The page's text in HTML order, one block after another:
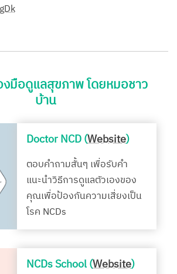
งมือดูแลสุขภาพ โดยหมอชาว
บ้าน
Doctor NCD (Website)
ตอบคำถามสั้นๆ เพื่อรับคำ
แนะนำวิธีการดูแลตัวเองของ
คุณเพื่อป้องกันความเสี่ยงเป็น
โรค NCDs
NCDs School (Website)